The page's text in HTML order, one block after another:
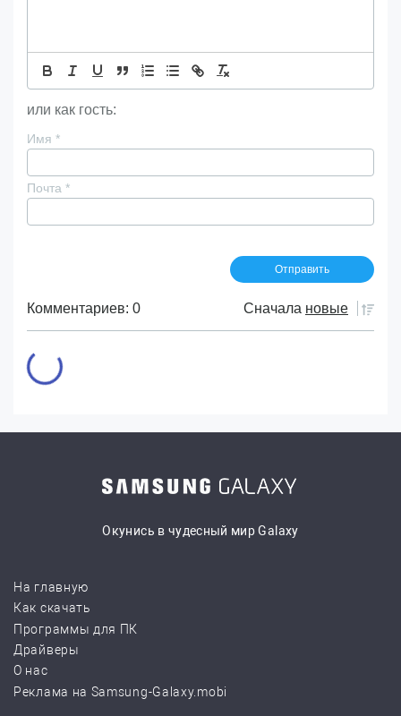
или как гость:
Имя *
Почта *
Комментариев: 0 Сначала новые
Окунись в чудесный мир Galaxy
На главную
Как скачать
Программы для ПК
Драйверы
О нас
Реклама на Samsung-Galaxy.mobi